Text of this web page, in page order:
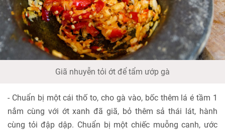
Giã nhuyễn tỏi ớt để tẩm ướp gà
- Chuẩn bị một cái thố to, cho gà vào, bốc thêm lá é tầm 1
nắm cùng với ớt xanh đã giã, bỏ thêm sả thái lát, hành
cùng tỏi đập dập. Chuẩn bị một chiếc muỗng canh, ước